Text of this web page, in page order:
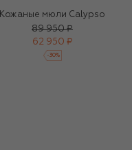
Кожаные мюли Calypso
89 950 ₽
62 950 ₽
-30%